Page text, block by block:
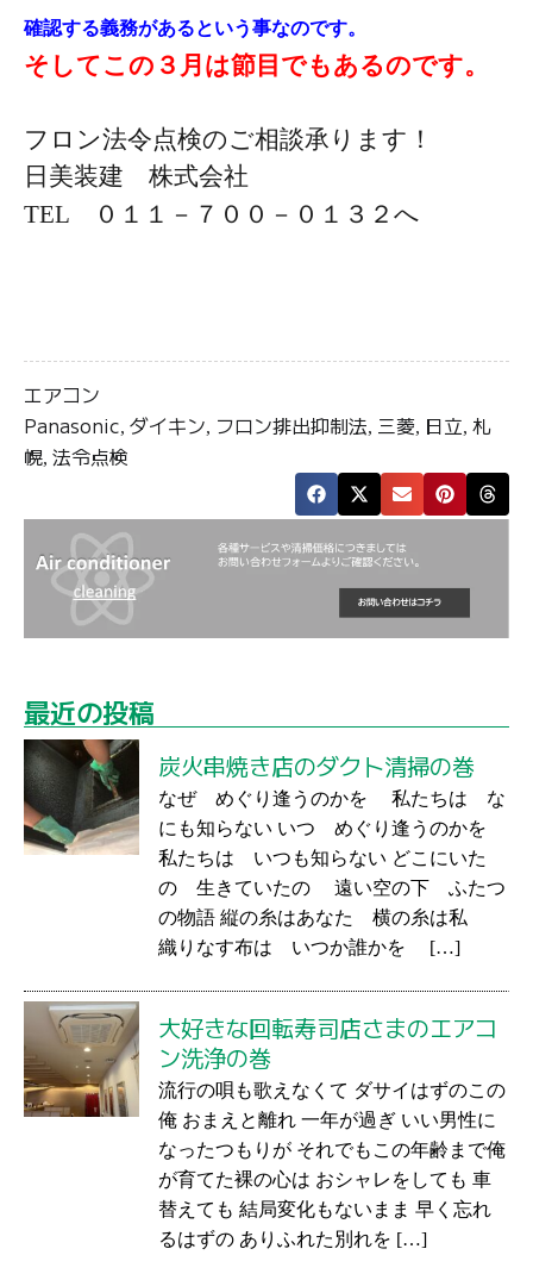
確認する義務があるという事なのです。
そしてこの３月は節目でもあるのです。
フロン法令点検のご相談承ります！
日美装建 株式会社
TEL ０１１－７００－０１３２ へ
エアコン
Panasonic, ダイキン, フロン排出抑制法, 三菱, 日立, 札
幌, 法令点検
最近の投稿
炭火串焼き店のダクト清掃の巻
なぜ めぐり逢うのかを 私たちは な
にも知らない いつ めぐり逢うのかを
私たちは いつも知らない どこにいた
の 生きていたの 遠い空の下 ふたつ
の物語 縦の糸はあなた 横の糸は私
織りなす布は いつか誰かを […]
大好きな回転寿司店さまのエアコ
ン洗浄の巻
流行の唄も歌えなくて ダサイはずのこの
俺 おまえと離れ 一年が過ぎ いい男性に
なったつもりが それでもこの年齢まで俺
が育てた裸の心は おシャレをしても 車
替えても 結局変化もないまま 早く忘れ
るはずの ありふれた別れを […]